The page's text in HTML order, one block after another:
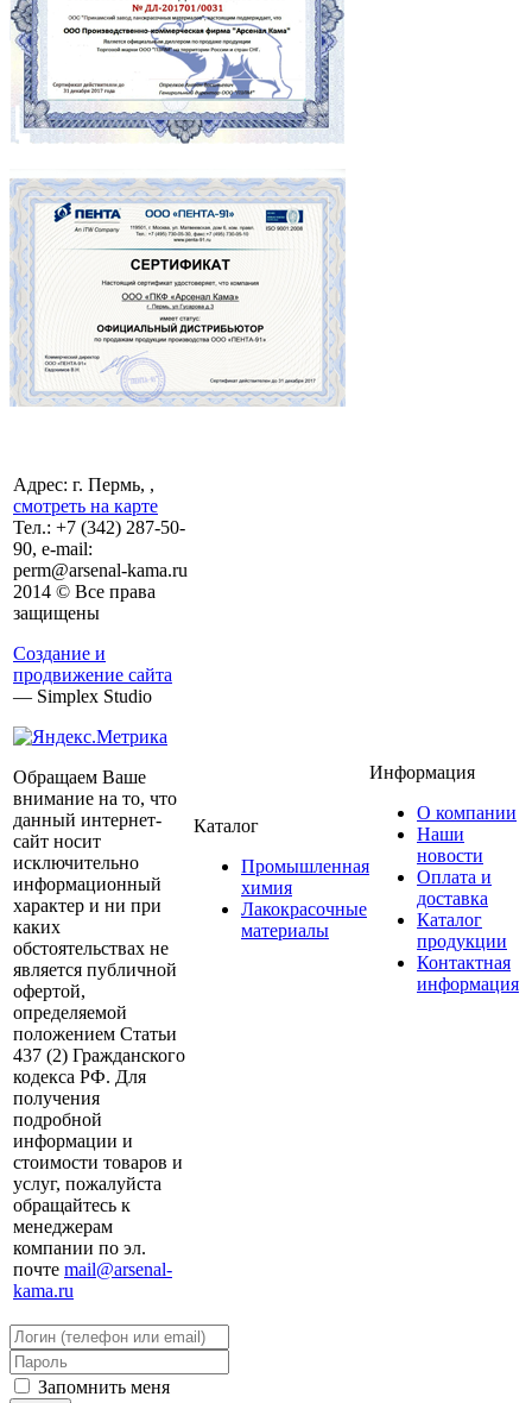
Адрес: г. Пермь, ,
смотреть на карте
Тел.: +7 (342) 287-50-
90, e-mail:
perm@arsenal-kama.ru
2014 © Все права
защищены
Создание и
продвижение сайта
— Simplex Studio
Обращаем Ваше
внимание на то, что
данный интернет-
сайт носит
исключительно
информационный
характер и ни при
каких
обстоятельствах не
является публичной
офертой,
определяемой
положением Статьи
437 (2) Гражданского
кодекса РФ. Для
получения
подробной
информации и
стоимости товаров и
услуг, пожалуйста
обращайтесь к
менеджерам
компании по эл.
почте mail@arsenal-
kama.ru
Каталог
Промышленная
химия
Лакокрасочные
материалы
Информация
О компании
Наши
новости
Оплата и
доставка
Каталог
продукции
Контактная
информация
Запомнить меня